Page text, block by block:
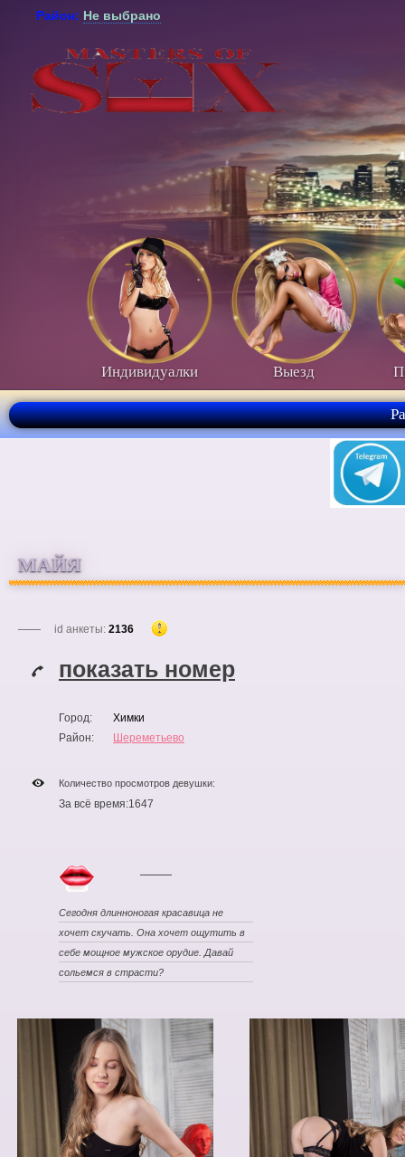
Район: Не выбрано
Индивидуалки Выезд
МАЙЯ
id анкеты: 2136
показать номер
Город:
Химки
Район:
Шереметьево
Количество просмотров девушки:
За всё время:1647
Сегодня длинноногая красавица не
хочет скучать. Она хочет ощутить в
себе мощное мужское орудие. Давай
сольемся в страсти?